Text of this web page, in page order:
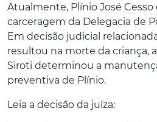
Atualmente, Plínio José
carceragem da Delegacia de
Em decisão judicial
resultou na morte da criança,
Siroti determinou a
preventiva de Plínio.
Leia a decisão da juíza: